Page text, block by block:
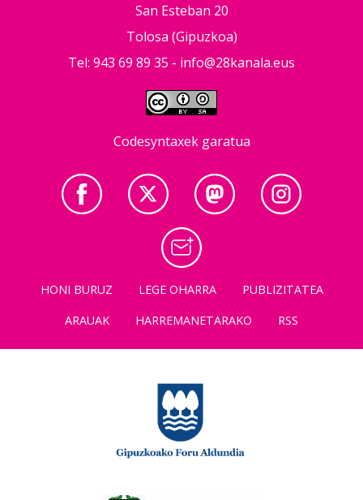
San Esteban 20
Tolosa (Gipuzkoa)
Tel: 943 69 89 35 - info@28kanala.eus
Codesyntaxek garatua
HONI BURUZ LEGE OHARRA
PUBLIZITATEA
ARAUAK
HARREMANETARAKO RSS